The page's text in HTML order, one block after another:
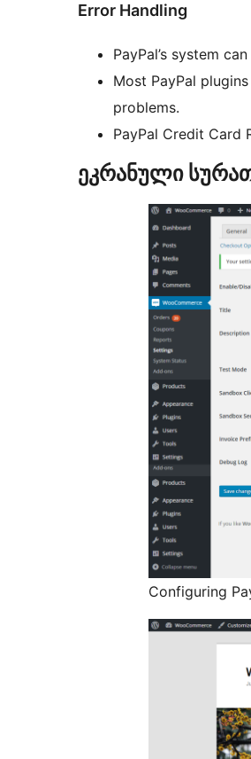
Error Handling
PayPal’s system
Most PayPal
problems.
PayPal Credit Card
ეკრანული
Configuring